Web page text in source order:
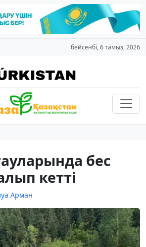
бейсенбі, 6 тамыз, 2026
бес
кетті
Арман